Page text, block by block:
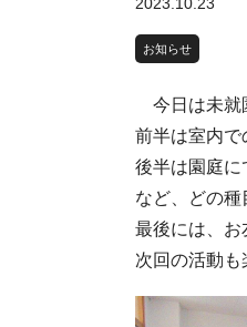
お知らせ
今日は未就
前半は室内で
後半は園庭に
など、どの種
最後には、お
次回の活動も